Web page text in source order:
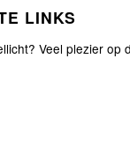
LINKS
Veel plezier op